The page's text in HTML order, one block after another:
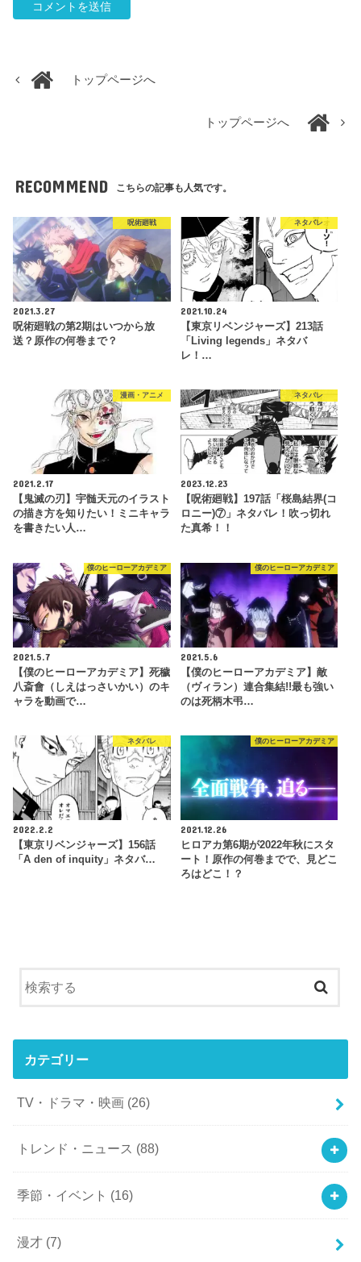
トップページへ
トップページへ
RECOMMEND こちらの記事も人気です。
呪術廻戦
2021.3.27
呪術廻戦の第2期はいつから放
送？原作の何巻まで？
ネタバレ
2021.10.24
【東京リベンジャーズ】213話
「Living legends」ネタバ
レ！…
漫画・アニメ
2021.2.17
【鬼滅の刃】宇髄天元のイラスト
の描き方を知りたい！ミニキャラ
を書きたい人…
ネタバレ
2023.12.23
【呪術廻戦】197話「桜島結界(コ
ロニー)⑦」ネタバレ！吹っ切れ
た真希！！
僕のヒーローアカデミア
2021.5.7
【僕のヒーローアカデミア】死穢
八斎會（しえはっさいかい）のキ
ャラを動画で…
僕のヒーローアカデミア
2021.5.6
【僕のヒーローアカデミア】敵
（ヴィラン）連合集結!!最も強い
のは死柄木弔…
ネタバレ
2022.2.2
【東京リベンジャーズ】156話
「A den of inquity」ネタバ…
僕のヒーローアカデミア
2021.12.26
ヒロアカ第6期が2022年秋にスタ
ート！原作の何巻までで、見どこ
ろはどこ！？
カテゴリー
TV・ドラマ・映画 (26)
トレンド・ニュース (88)
季節・イベント (16)
漫才 (7)